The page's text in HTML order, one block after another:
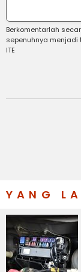
Berkomentarlah
sepenuhnya
ITE
YANG